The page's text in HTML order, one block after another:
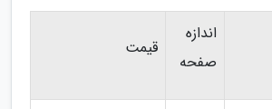
اندازه
صفحه
قیمت